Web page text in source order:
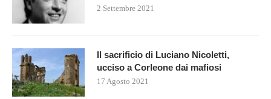
2 Settembre 2021
Il sacrificio di Luciano Nicoletti,
ucciso a Corleone dai mafiosi
17 Agosto 2021